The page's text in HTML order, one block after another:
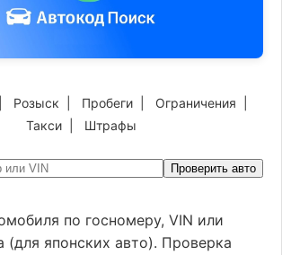
Розыск Пробеги Ограничения
Такси| Штрафы
Проверить авто
по госномеру, VIN или
(для японских авто). Проверка